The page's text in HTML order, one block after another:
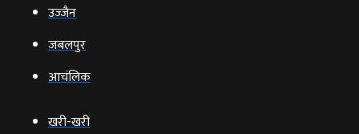
उज्‍जैन
जबलपुर
आचंलिक
खरी-खरी